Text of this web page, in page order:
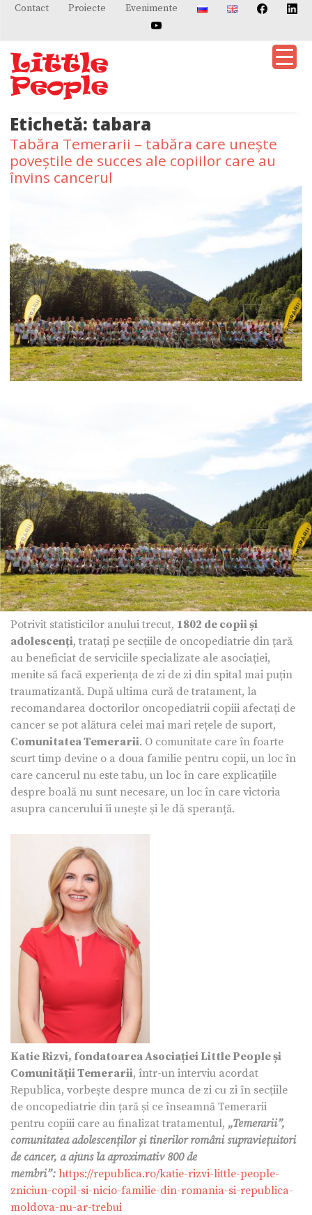
SkipContact Proiecte Evenimente
Etichetă: tabara
Tabăra Temerarii – tabăra care unește
poveștile de succes ale copiilor care au
învins cancerul
Potrivit statisticilor anului trecut, 1802 de copii și
adolescenți, tratați pe secțiile de oncopediatrie din țară
au beneficiat de serviciile specializate ale asociației,
menite să facă experiența de zi de zi din spital mai puțin
traumatizantă. După ultima cură de tratament, la
recomandarea doctorilor oncopediatrii copiii afectați de
cancer se pot alătura celei mai mari rețele de suport,
Comunitatea Temerarii. O comunitate care în foarte
scurt timp devine o a doua familie pentru copii, un loc în
care cancerul nu este tabu, un loc în care explicațiile
despre boală nu sunt necesare, un loc în care victoria
asupra cancerului îi unește și le dă speranță.
Katie Rizvi, fondatoarea Asociației Little People și
Comunității Temerarii, într-un interviu acordat
Republica, vorbește despre munca de zi cu zi în secțiile
de oncopediatrie din țară și ce înseamnă Temerarii
pentru copiii care au finalizat tratamentul, „Temerarii”,
comunitatea adolescenților și tinerilor români supraviețuitori
de cancer, a ajuns la aproximativ 800 de
membri”: https://republica.ro/katie-rizvi-little-people-
zniciun-copil-si-nicio-familie-din-romania-si-republica-
moldova-nu-ar-trebui